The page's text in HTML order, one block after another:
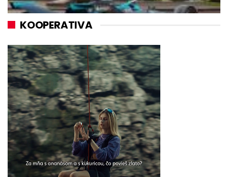
KOOPERATIVA